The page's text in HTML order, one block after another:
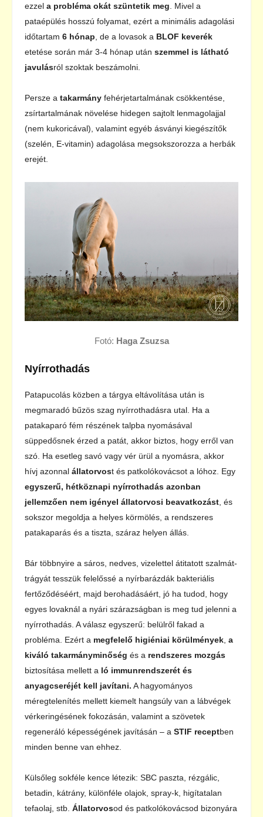
ezzel a probléma okát szüntetik meg . Mivel a
pataépülés hosszú folyamat, ezért a minimális adagolási
időtartam 6 hónap , de a lovasok a BLOF keverék
etetése során már 3-4 hónap után szemmel is látható
javulásról szoktak beszámolni.
Persze a takarmány fehérjetartalmának csökkentése,
zsírtartalmának növelése hidegen sajtolt lenmagolajjal
(nem kukoricával), valamint egyéb ásványi kiegészítők
(szelén, E-vitamin) adagolása megsokszorozza a herbák
erejét.
Fotó: Haga Zsuzsa
Nyírrothadás
Patapucolás közben a tárgya eltávolítása után is
megmaradó bűzös szag nyírrothadásra utal. Ha a
patakaparó fém részének talpba nyomásával
süppedősnek érzed a patát, akkor biztos, hogy erről van
szó. Ha esetleg savó vagy vér ürül a nyomásra, akkor
hívj azonnal állatorvost és patkolókovácsot a lóhoz. Egy
egyszerű, hétköznapi nyírrothadás azonban
jellemzően nem igényel állatorvosi beavatkozást , és
sokszor megoldja a helyes körmölés, a rendszeres
patakaparás és a tiszta, száraz helyen állás.
Bár többnyire a sáros, nedves, vizelettel átitatott szalmát-
trágyát tesszük felelőssé a nyírbarázdák bakteriális
fertőződéséért, majd berohadásáért, jó ha tudod, hogy
egyes lovaknál a nyári szárazságban is meg tud jelenni a
nyírrothadás. A válasz egyszerű: belülről fakad a
probléma. Ezért a megfelelő higiéniai körülmények a
kiváló takarmányminőség és a rendszeres mozgás
biztosítása mellett a ló immunrendszerét és
anyagcseréjét kell javítani. A hagyományos
méregtelenítés mellett kiemelt hangsúly van a lábvégek
vérkeringésének fokozásán, valamint a szövetek
regeneráló képességének javításán – a STIF receptben
minden benne van ehhez.
Külsőleg sokféle kence létezik: SBC paszta, rézgálic,
betadin, kátrány, különféle olajok, spray-k, higítatalan
tefaolaj, stb. Állatorvosod és patkolókovácsod bizonyára